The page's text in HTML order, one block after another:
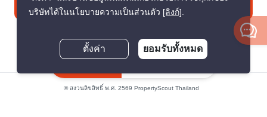
ติดต่อเรา
© สงวนลิขสิทธิ์ พ.ศ. 2569 PropertyScout Thailand
บริษัทได้ในนโยบายความเป็นส่วนตัว [ลิงก์].
ตั้งค่า ยอมรับทั้งหมด